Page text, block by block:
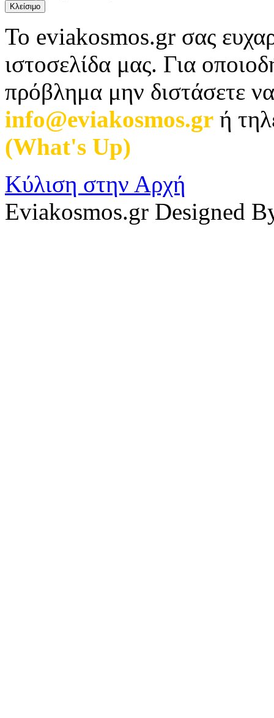
Κλείσιμο
Το eviakosmos.gr σας
ιστοσελίδα μας. Για
πρόβλημα μην διστάσετε
info@eviakosmos.gr ή
(What's Up)
Κύλιση στην Αρχή
Eviakosmos.gr Designed